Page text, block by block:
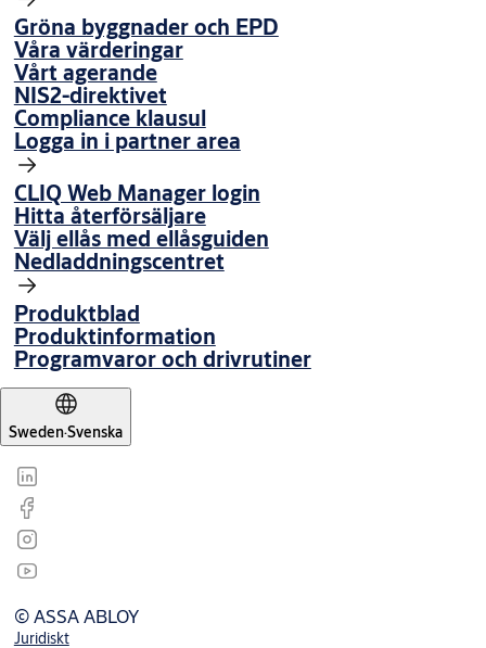
Gröna byggnader och EPD
Våra värderingar
Vårt agerande
NIS2-direktivet
Compliance klausul
Logga in i partner area
CLIQ Web Manager login
Hitta återförsäljare
Välj ellås med ellåsguiden
Nedladdningscentret
Produktblad
Produktinformation
Programvaror och drivrutiner
Sweden·Svenska
© ASSA ABLOY
Juridiskt